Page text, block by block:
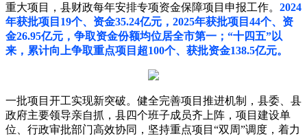
重大项目，县财政每年安排专项资金保障项目申报工作。 2024
年获批项目19个、资金35.24亿元，2025年获批项目44个、资
金26.95亿元，争取资金份额均位居全市第一；“十四五”以
来，累计向上争取重点项目超100个、获批资金138.5亿元。
一批项目开工实现新突破。健全完善项目推进机制，县委、县
政府主要领导亲自抓，县四个班子成员齐上阵，项目建设单
位、行政审批部门高效协同，坚持重点项目“双周”调度，着力